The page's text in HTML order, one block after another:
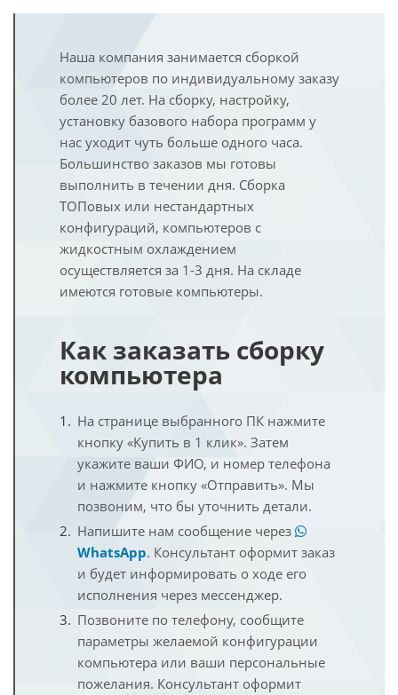
Наша компания занимается сборкой
компьютеров по индивидуальному заказу
более 20 лет. На сборку, настройку,
установку базового набора программ у
нас уходит чуть больше одного часа.
Большинство заказов мы готовы
выполнить в течении дня. Сборка
ТОПовых или нестандартных
конфигураций, компьютеров с
жидкостным охлаждением
осуществляется за 1-3 дня. На складе
имеются готовые компьютеры.
Как заказать сборку
компьютера
На странице выбранного ПК нажмите
кнопку «Купить в 1 клик». Затем
укажите ваши ФИО, и номер телефона
и нажмите кнопку «Отправить». Мы
позвоним, что бы уточнить детали.
Напишите нам сообщение через
WhatsApp. Консультант оформит заказ
и будет информировать о ходе его
исполнения через мессенджер.
Позвоните по телефону, сообщите
параметры желаемой конфигурации
компьютера или ваши персональные
пожелания. Консультант оформит